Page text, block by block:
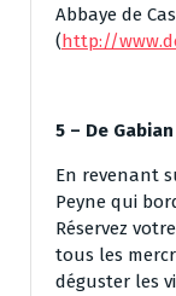
Abbaye de
(http://
5 – De
En revenant
Peyne qui
Réservez
tous les
déguster les